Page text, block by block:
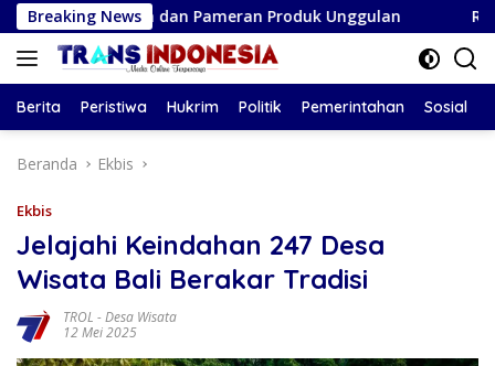
Langsung
ke
konten
Breaking News
Murah dan Pameran Produk Unggulan Ramalan
Berita Peristiwa Hukrim Politik Pemerintahan Sosial
Beranda Ekbis
Ekbis
Jelajahi Keindahan 247 Desa
Wisata Bali Berakar Tradisi
TROL -Desa Wisata
12 Mei 2025